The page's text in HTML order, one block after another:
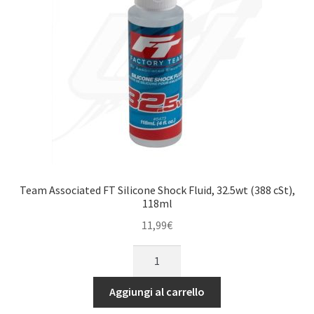
Team Associated FT Silicone Shock Fluid, 32.5wt (388 cSt),
118ml
11,99€
FT
Silicone
Aggiungi al carrello